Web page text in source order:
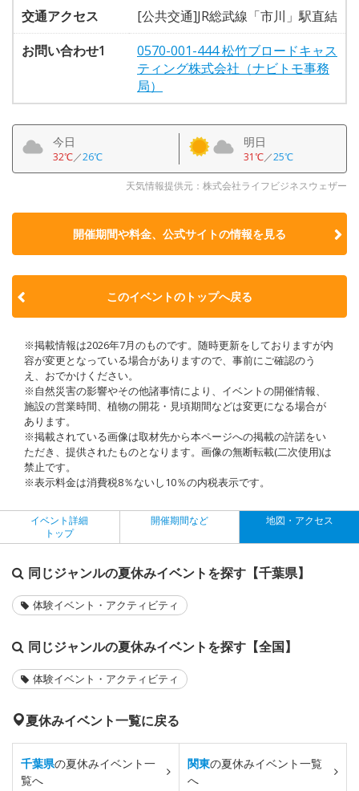
交通アクセス
[公共交通]JR総武線「市川」駅直結
お問い合わせ1
0570-001-444 松竹ブロードキャス
ティング株式会社（ナビトモ事務
局）
今日
32℃／26℃
明日
31℃／25℃
天気情報提供元：株式会社ライフビジネスウェザー
開催期間や料金、公式サイトの情報を見る
このイベントのトップへ戻る
※掲載情報は2026年7月のものです。随時更新をしておりますが内
容が変更となっている場合がありますので、事前にご確認のう
え、おでかけください。
※自然災害の影響やその他諸事情により、イベントの開催情報、
施設の営業時間、植物の開花・見頃期間などは変更になる場合が
あります。
※掲載されている画像は取材先から本ページへの掲載の許諾をい
ただき、提供されたものとなります。画像の無断転載(二次使用)は
禁止です。
※表示料金は消費税8％ないし10％の内税表示です。
イベント詳細
トップ
開催期間など 地図・アクセス
同じジャンルの夏休みイベントを探す【千葉県】
体験イベント・アクティビティ
同じジャンルの夏休みイベントを探す【全国】
体験イベント・アクティビティ
夏休みイベント一覧に戻る
千葉県の夏休みイベント一
覧へ
関東の夏休みイベント一覧
へ